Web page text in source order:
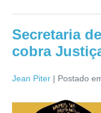
Secretaria
cobra
Jean Piter | Postado